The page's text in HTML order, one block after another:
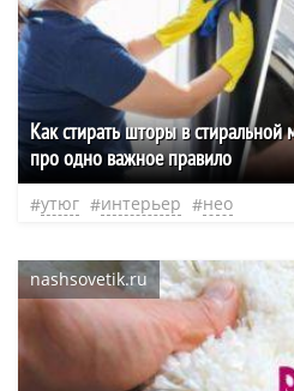
Как стирать шторы в
про одно важное правило
утюг интерьер нео
nashsovetik.ru